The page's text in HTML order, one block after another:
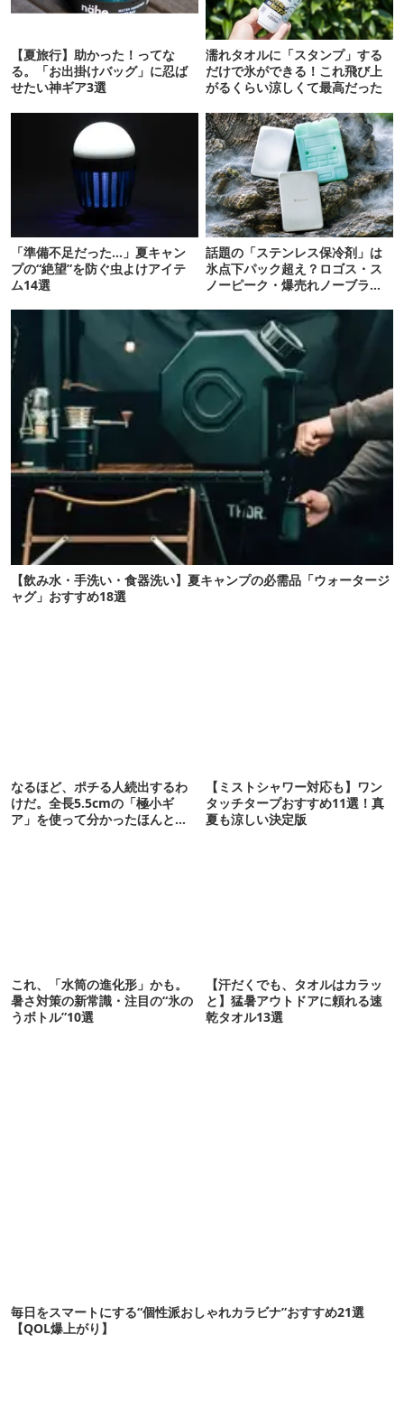
【夏旅行】助かった！ってな
る。「お出掛けバッグ」に忍ば
せたい神ギア3選
濡れタオルに「スタンプ」する
だけで氷ができる！これ飛び上
がるくらい涼しくて最高だった
「準備不足だった…」夏キャン
プの“絶望”を防ぐ虫よけアイテ
ム14選
話題の「ステンレス保冷剤」は
氷点下パック超え？ロゴス・ス
ノーピーク・爆売れノーブラン
【飲み水・手洗い・食器洗い】夏キャンプの必需品「ウォータージ
ャグ」おすすめ18選
なるほど、ポチる人続出するわ
けだ。全長5.5cmの「極小ギ
ア」を使って分かったほんとの
【ミストシャワー対応も】ワン
タッチタープおすすめ11選！真
夏も涼しい決定版
これ、「水筒の進化形」かも。
暑さ対策の新常識・注目の“氷の
うボトル”10選
【汗だくでも、タオルはカラッ
と】猛暑アウトドアに頼れる速
乾タオル13選
毎日をスマートにする“個性派おしゃれカラビナ”おすすめ21選
【QOL爆上がり】